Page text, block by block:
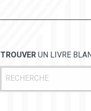
TROUVER UN LIVRE